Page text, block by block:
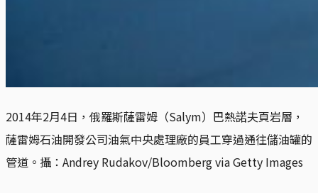
2014年2月4日，俄羅斯薩雷姆（Salym）巴熱諾夫頁岩層，
薩雷姆石油開發公司油氣中央處理廠的員工穿過通往儲油罐的
管道。攝：Andrey Rudakov/Bloomberg via Getty Images